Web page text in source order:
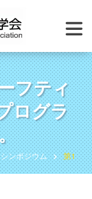
フティ
ログラ
ンポジウム 第15回